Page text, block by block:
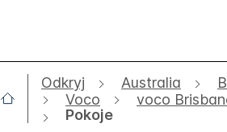
Odkryj Australia
Voco
voco
Pokoje